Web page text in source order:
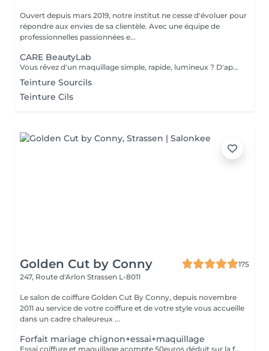
Ouvert depuis mars 2019, notre institut ne cesse d'évoluer pour
répondre aux envies de sa clientèle. Avec une équipe de
professionnelles passionnées e...
CARE BeautyLab
Vous rêvez d'un maquillage simple, rapide, lumineux ? D'apprendre enfin les bons gestes sans vous compliquer la vie ? Le Beauty Lab est fait pour vous. Un teint frais. Une touche de couleur. Un éclat subtil. On ne saura pas que vous êtes maquillée Mais tout le monde verra que vous rayonnez Pour toutes celles qui veulent : un maquillage léger mais efficace gagner du temps le matin comprendre enfin ce qui leur va un atelier simple, inspirant et 100% pratique OFFRE DE LANCEMENT OFFERT JUSQU'AU 31 DÉCEMBRE 2025
Teinture Sourcils
Teinture Cils
Golden Cut by Conny
175
247, Route d'Arlon Strassen L-8011
Le salon de coiffure Golden Cut By Conny, depuis novembre
2011 au service de votre coiffure et de votre style vous accueille
dans un cadre chaleureux ...
Forfait mariage chignon+essai+maquillage
Essai coiffure et maquillage acompte 50euros déduit sur la facture finale